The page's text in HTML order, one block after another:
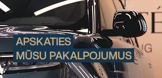
APSKATIES
MŪSU PAKALPOJUMUS